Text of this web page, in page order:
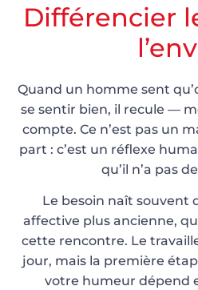
Différencier
Quand un homme sent
se sentir bien, il recule —
compte. Ce n’est pas un
part : c’est un réflexe
qu’il n’a pas
Le besoin naît souvent
affective plus ancienne,
cette rencontre. Le
jour, mais la première
votre humeur dépend